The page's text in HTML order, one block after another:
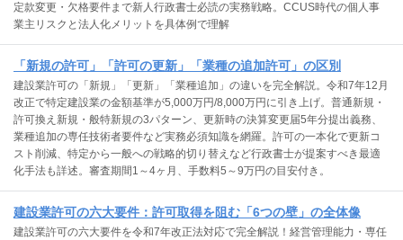
定款変更・欠格要件まで新人行政書士必読の実務戦略。CCUS時代の個人事
業主リスクと法人化メリットを具体例で理解
「新規の許可」「許可の更新」「業種の追加許可」の区別
建設業許可の「新規」「更新」「業種追加」の違いを完全解説。令和7年12月
改正で特定建設業の金額基準が5,000万円/8,000万円に引き上げ。普通新規・
許可換え新規・般特新規の3パターン、更新時の決算変更届5年分提出義務、
業種追加の専任技術者要件など実務必須知識を網羅。許可の一本化で更新コ
スト削減、特定から一般への戦略的切り替えなど行政書士が提案すべき最適
化手法も詳述。審査期間1～4ヶ月、手数料5～9万円の目安付き。
建設業許可の六大要件：許可取得を阻む「6つの壁」の全体像
建設業許可の六大要件を令和7年改正法対応で完全解説！経営管理能力・専任